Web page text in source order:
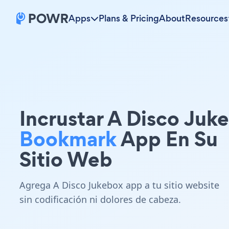
Apps Plans & PricingAboutResources
Incrustar A Disco
BookmarkApp En Su
Sitio Web
Agrega A Disco Jukebox app a tu sitio website
sin codificación ni dolores de cabeza.